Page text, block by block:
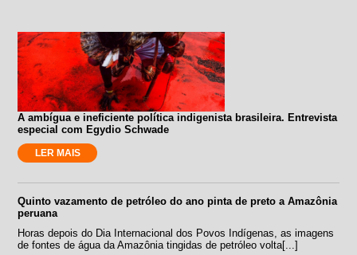
A ambígua e ineficiente política indigenista brasileira. Entrevista
especial com Egydio Schwade
LER MAIS
Quinto vazamento de petróleo do ano pinta de preto a Amazônia
peruana
Horas depois do Dia Internacional dos Povos Indígenas, as imagens
de fontes de água da Amazônia tingidas de petróleo volta[...]